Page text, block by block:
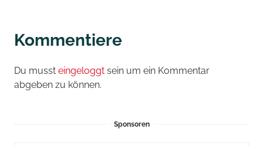
Kommentiere
Du musst eingeloggt sein um ein Kommentar
abgeben zu können.
Sponsoren